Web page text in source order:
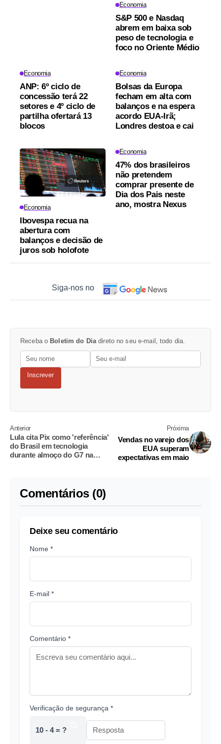
Economia
S&P 500 e Nasdaq
abrem em baixa sob
peso de tecnologia e
foco no Oriente Médio
Economia
ANP: 6º ciclo de
concessão terá 22
setores e 4º ciclo de
partilha ofertará 13
blocos
Economia
Bolsas da Europa
fecham em alta com
balanços e na espera
acordo EUA-Irã;
Londres destoa e cai
Economia
Ibovespa recua na
abertura com
balanços e decisão de
juros sob holofote
Economia
47% dos brasileiros
não pretendem
comprar presente de
Dia dos Pais neste
ano, mostra Nexus
Siga-nos no
Receba o Boletim do Diadireto no seu e-mail, todo dia.
Inscrever
Anterior
Lula cita Pix como 'referência'
do Brasil em tecnologia
durante almoço do G7 na
Próxima
Vendas no varejo dos
EUA superam
expectativas em maio
Comentários (0)
Deixe seu comentário
Nome *
E-mail *
Comentário *
Verificação de segurança *
10 - 4 = ?